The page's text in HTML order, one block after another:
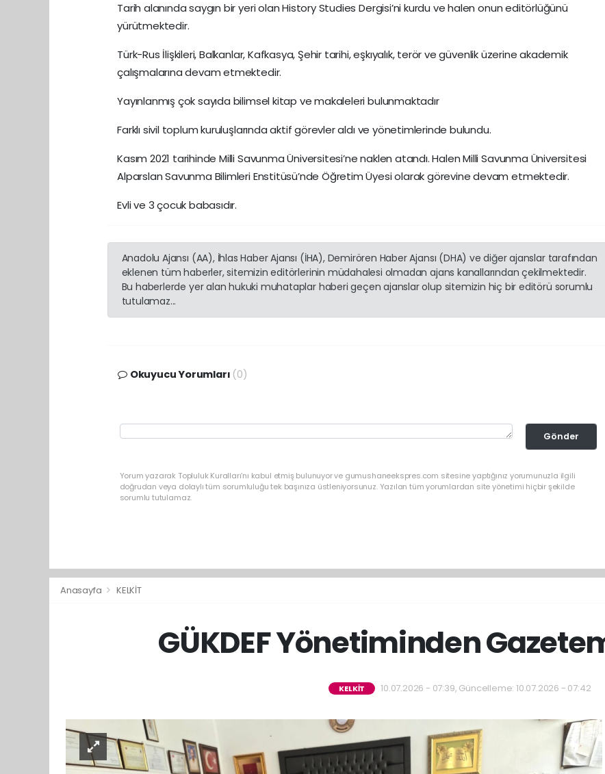
Tarih alanında saygın bir yeri olan History Studies Dergisi’ni kurdu ve halen onun editörlüğünü
yürütmektedir.
Türk-Rus İlişkileri, Balkanlar, Kafkasya, Şehir tarihi, eşkıyalık, terör ve güvenlik üzerine akademik
çalışmalarına devam etmektedir.
Yayınlanmış çok sayıda bilimsel kitap ve makaleleri bulunmaktadır
Farklı sivil toplum kuruluşlarında aktif görevler aldı ve yönetimlerinde bulundu.
Kasım 2021 tarihinde Milli Savunma Üniversitesi’ne naklen atandı. Halen Milli Savunma Üniversitesi
Alparslan Savunma Bilimleri Enstitüsü’nde Öğretim Üyesi olarak görevine devam etmektedir.
Evli ve 3 çocuk babasıdır.
Anadolu Ajansı (AA), İhlas Haber Ajansı (İHA), Demirören Haber Ajansı (DHA) ve diğer ajanslar tarafından
eklenen tüm haberler, sitemizin editörlerinin müdahalesi olmadan ajans kanallarından çekilmektedir.
Bu haberlerde yer alan hukuki muhataplar haberi geçen ajanslar olup sitemizin hiç bir editörü sorumlu
tutulamaz...
Okuyucu Yorumları (0)
Gönder
Yorum yazarak Topluluk Kuralları’nı kabul etmiş bulunuyor ve gumushaneekspres.com sitesine yaptığınız yorumunuzla ilgili
doğrudan veya dolaylı tüm sorumluluğu tek başınıza üstleniyorsunuz. Yazılan tüm yorumlardan site yönetimi hiçbir şekilde
sorumlu tutulamaz.
Anasayfa KELKİT
GÜKDEF Yönetiminden
KELKİT 10.07.2026 - 07:39, Güncelleme: 10.07.2026 - 07:42